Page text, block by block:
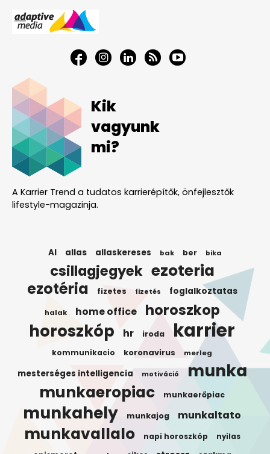
Kik
vagyunk
mi?
A Karrier Trend a tudatos karrierépítők, önfejlesztők
lifestyle-magazinja.
AI allas allaskereses bak ber bika
csillagjegyek ezoteria
ezotéria fizetes fizetés foglalkoztatas
halak home office horoszkop
horoszkóp hr iroda karrier
kommunikacio koronavirus merleg
mesterséges intelligencia motiváció munka
munkaeropiac munkaerőpiac
munkahely munkajog munkaltato
munkavallalo napi horoszkóp nyilas